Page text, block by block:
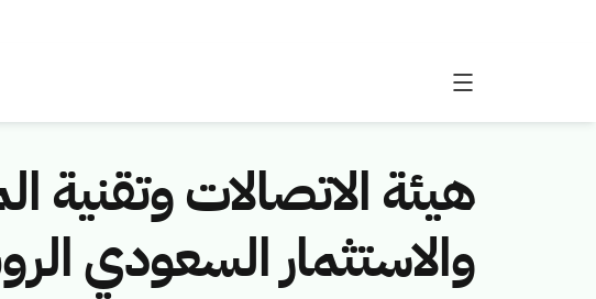
هيئة الاتصالات وتقنية
والاستثمار السعودي